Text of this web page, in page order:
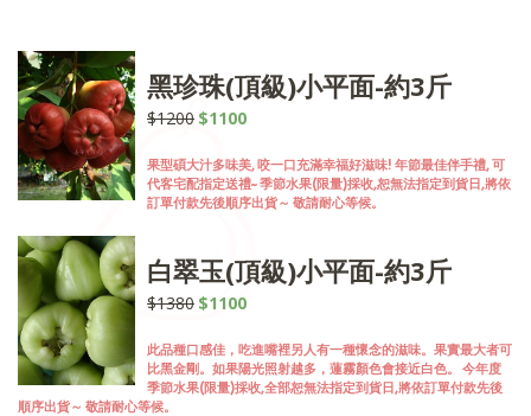
黑珍珠(頂級)小平面-約3斤
$1200 $1100
果型碩大汁多味美, 咬一口充滿幸福好滋味! 年節最佳伴手禮, 可
代客宅配指定送禮~ 季節水果(限量)採收,恕無法指定到貨日,將依
訂單付款先後順序出貨～ 敬請耐心等候。
白翠玉(頂級)小平面-約3斤
$1380 $1100
此品種口感佳，吃進嘴裡另人有一種懷念的滋味。果實最大者可
比黑金剛。如果陽光照射越多，蓮霧顏色會接近白色。 今年度
季節水果(限量)採收,全部恕無法指定到貨日,將依訂單付款先後
順序出貨～ 敬請耐心等候。